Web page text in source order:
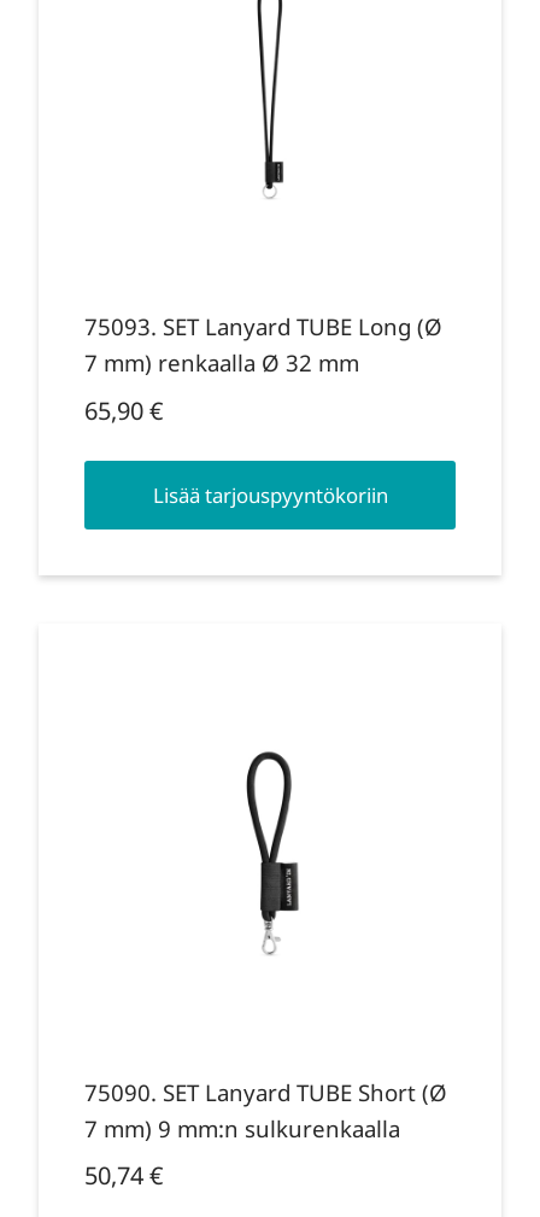
75093. SET Lanyard TUBE Long (Ø
7 mm) renkaalla Ø 32 mm
65,90€
Lisää tarjouspyyntökoriin
75090. SET Lanyard TUBE Short (Ø
7 mm) 9 mm:n sulkurenkaalla
50,74€